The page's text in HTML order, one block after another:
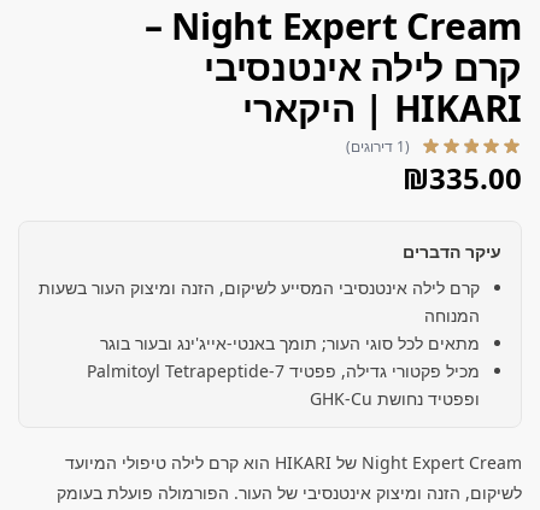
Night Expert Cream –
קרם לילה אינטנסיבי
HIKARI | היקארי
(1 דירוגים)
₪335.00
עיקר הדברים
קרם לילה אינטנסיבי המסייע לשיקום, הזנה ומיצוק העור בשעות
המנוחה
מתאים לכל סוגי העור; תומך באנטי-אייג'ינג ובעור בוגר
מכיל פקטורי גדילה, פפטיד Palmitoyl Tetrapeptide-7
ופפטיד נחושת GHK-Cu
Night Expert Cream של HIKARI הוא קרם לילה טיפולי המיועד
לשיקום, הזנה ומיצוק אינטנסיבי של העור. הפורמולה פועלת בעומק